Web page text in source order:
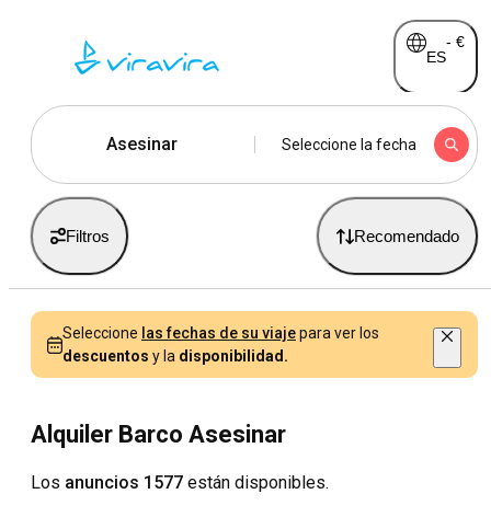
ES
- €
Asesinar Seleccione la fecha
Filtros Recomendado
Seleccione las fechas de su viajepara ver los
descuentos y la disponibilidad.
Alquiler Barco Asesinar
Los anuncios 1577 están disponibles.